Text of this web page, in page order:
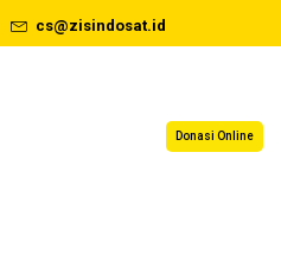
cs@zisindosat.id
Donasi Online